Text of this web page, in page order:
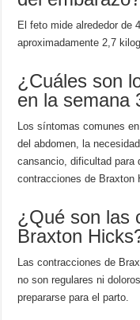
El feto mide alrededor de
aproximadamente 2,7
¿Cuáles son
en la semana
Los síntomas comunes
del abdomen, la
cansancio, dificultad para
contracciones de Braxton
¿Qué son las
Braxton
Las contracciones de
no son regulares ni
prepararse para el parto.